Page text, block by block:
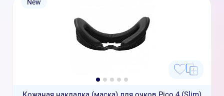
New